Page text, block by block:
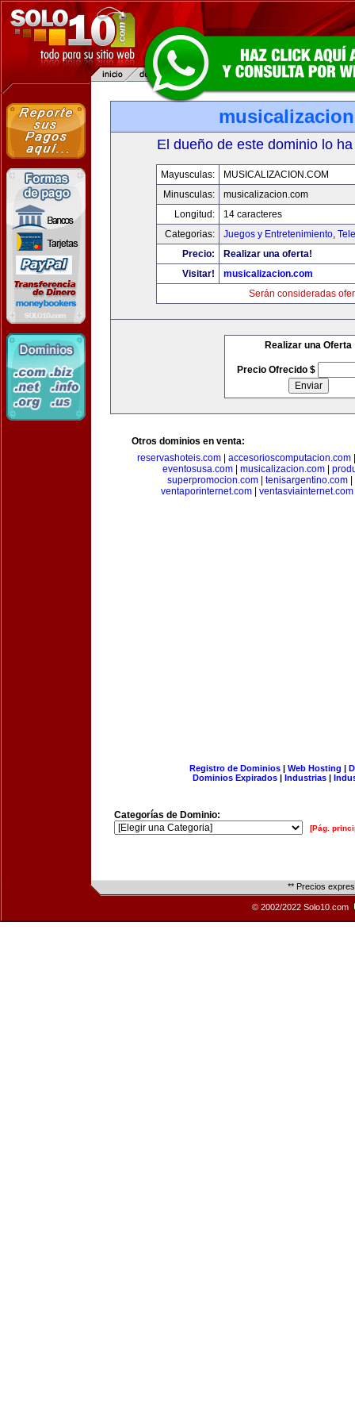
El dueño de este dominio lo
Mayusculas:
MUSICALIZACION.COM
Minusculas:
musicalizacion.com
Longitud:
14 caracteres
Categorias:
Juegos y Entretenimiento,
Precio:
Realizar una oferta!
Visitar!
musicalizacion.com
Serán consideradas
Realizar una Oferta
Precio Ofrecido $
Otros dominios en venta:
reservashoteis.com| accesorioscomputacion.com
eventosusa.com| musicalizacion.com|
superpromocion.com
tenisargentino.com
ventaporinternet.com
ventasviainternet.com
Registro de Dominios| Web Hosting |
Dominios Expirados | Industrias |
Categorías de Dominio:
[Pág.
** Precios
© 2002/2022 Solo10.com